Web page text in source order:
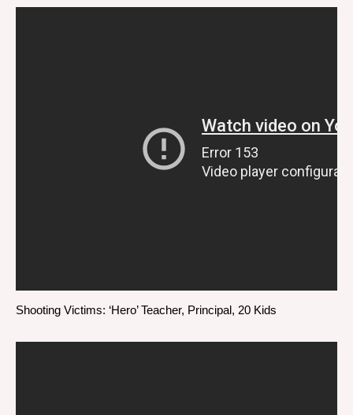
Shooting Victims: ‘Hero’ Teacher, Principal, 20 Kids